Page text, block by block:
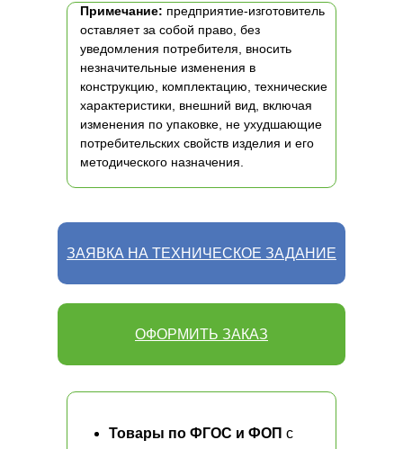
ЗАЯВКА НА ТЕХНИЧЕСКОЕ ЗАДАНИЕ
ОФОРМИТЬ ЗАКАЗ
Товары по ФГОС и ФОП с
Примечание: предприятие-изготовитель
оставляет за собой право, без
уведомления потребителя, вносить
незначительные изменения в
конструкцию, комплектацию, технические
характеристики, внешний вид, включая
изменения по упаковке, не ухудшающие
потребительских свойств изделия и его
методического назначения.